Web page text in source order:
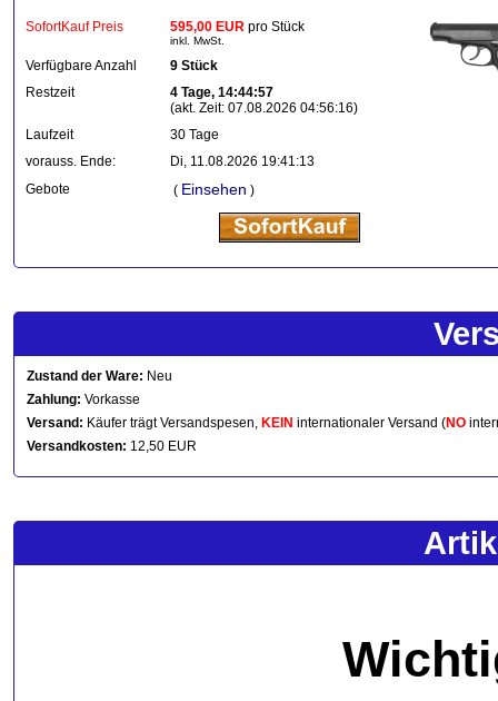
SofortKauf Preis 595,00 EUR pro Stück
inkl. MwSt.
Verfügbare Anzahl
9 Stück
Restzeit
4 Tage, 14:44:57
(akt. Zeit: 07.08.2026 04:56:16)
Laufzeit
30 Tage
vorauss. Ende:
Di, 11.08.2026 19:41:13
Gebote
( Einsehen )
Zustand der Ware: Neu
Zahlung: Vorkasse
Versand: Käufer trägt Versandspesen, KEIN internationaler Versand (NO
Versandkosten: 12,50 EUR